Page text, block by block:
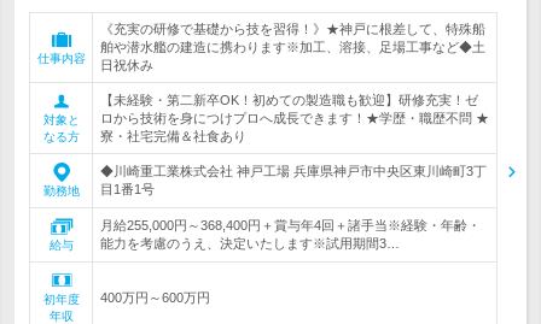
仕事内容
《充実の研修で基礎から技を習得！》★神戸に根差して、特殊船
舶や潜水艦の建造に携わります※加工、溶接、足場工事など◆土
日祝休み
対象と
なる方
【未経験・第二新卒OK！初めての製造職も歓迎】研修充実！ゼ
ロから技術を身につけプロへ成長できます！★学歴・職歴不問 ★
寮・社宅完備＆社食あり
勤務地
◆川崎重工業株式会社 神戸工場 兵庫県神戸市中央区東川崎町3丁
目1番1号
給与
月給255,000円～368,400円＋賞与年4回＋諸手当※経験・年齢・
能力を考慮のうえ、決定いたします※試用期間3…
初年度
年収
400万円～600万円